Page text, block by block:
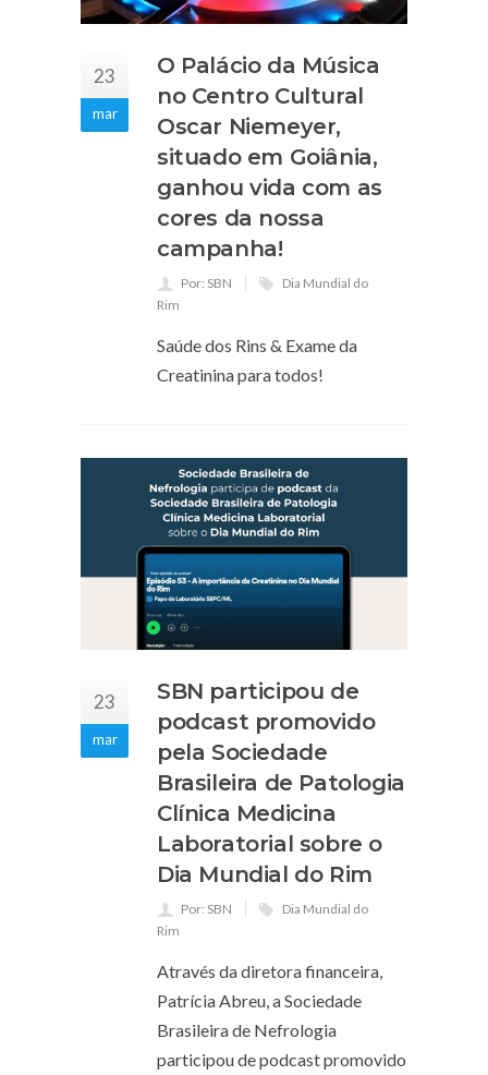
23
mar
O Palácio da Música
no Centro Cultural
Oscar Niemeyer,
situado em Goiânia,
ganhou vida com as
cores da nossa
campanha!
Por: SBN
Dia Mundial do
Rim
Saúde dos Rins & Exame da
Creatinina para todos!
23
mar
SBN participou de
podcast promovido
pela Sociedade
Brasileira de Patologia
Clínica Medicina
Laboratorial sobre o
Dia Mundial do Rim
Por: SBN
Dia Mundial do
Rim
Através da diretora financeira,
Patrícia Abreu, a Sociedade
Brasileira de Nefrologia
participou de podcast promovido